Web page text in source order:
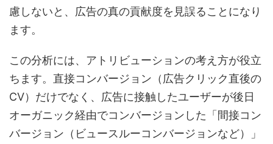
慮しないと、広告の真の貢献度を見誤ることになり
ます。
この分析には、アトリビューションの考え方が役立
ちます。直接コンバージョン（広告クリック直後の
CV）だけでなく、広告に接触したユーザーが後日
オーガニック経由でコンバージョンした「間接コン
バージョン（ビュースルーコンバージョンなど）」